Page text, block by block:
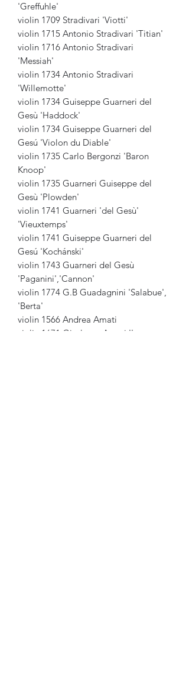
'Greffuhle'
violin 1709 Stradivari 'Viotti'
violin 1715 Antonio Stradivari 'Titian'
violin 1716 Antonio Stradivari
'Messiah'
violin 1734 Antonio Stradivari
'Willemotte'
violin 1734 Guiseppe Guarneri del
Gesù 'Haddock'
violin 1734 Guiseppe Guarneri del
Gesú 'Violon du Diable'
violin 1735 Carlo Bergonzi 'Baron
Knoop'
violin 1735 Guarneri Guiseppe del
Gesù 'Plowden'
violin 1741 Guarneri 'del Gesù'
'Vieuxtemps'
violin 1741 Guiseppe Guarneri del
Gesú 'Kochánski'
violin 1743 Guarneri del Gesù
'Paganini','Cannon'
violin 1774 G.B Guadagnini 'Salabue',
'Berta'
violin 1566 Andrea Amati
violin 1671 Girolamo Amati II